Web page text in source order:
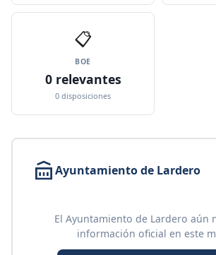
📋
BOE
0 relevantes
0 disposiciones
Ayuntamiento de Lardero
El Ayuntamiento de Lardero aún
información oficial en este